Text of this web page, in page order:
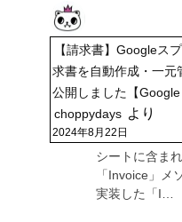
【請求書】Googleス
求書を自動作成・一元
公開しました【Google
choppydays より
2024年8月22日
シートに含ま
「Invoice」メ
実装した「I…